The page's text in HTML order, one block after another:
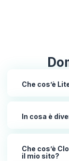
Che cos’è
In cosa è
Che cos’è
il mio sito?